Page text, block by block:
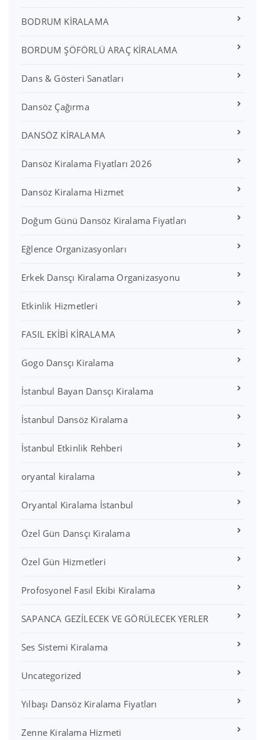
BODRUM KİRALAMA
BORDUM ŞÖFÖRLÜ ARAÇ KİRALAMA
Dans & Gösteri Sanatları
Dansöz Çağırma
DANSÖZ KİRALAMA
Dansöz Kiralama Fiyatları 2026
Dansöz Kiralama Hizmet
Doğum Günü Dansöz Kiralama Fiyatları
Eğlence Organizasyonları
Erkek Dansçı Kiralama Organizasyonu
Etkinlik Hizmetleri
FASIL EKİBİ KİRALAMA
Gogo Dansçı Kiralama
İstanbul Bayan Dansçı Kiralama
İstanbul Dansöz Kiralama
İstanbul Etkinlik Rehberi
oryantal kiralama
Oryantal Kiralama İstanbul
Özel Gün Dansçı Kiralama
Özel Gün Hizmetleri
Profosyonel Fasıl Ekibi Kiralama
SAPANCA GEZİLECEK VE GÖRÜLECEK YERLER
Ses Sistemi Kiralama
Uncategorized
Yılbaşı Dansöz Kiralama Fiyatları
Zenne Kiralama Hizmeti